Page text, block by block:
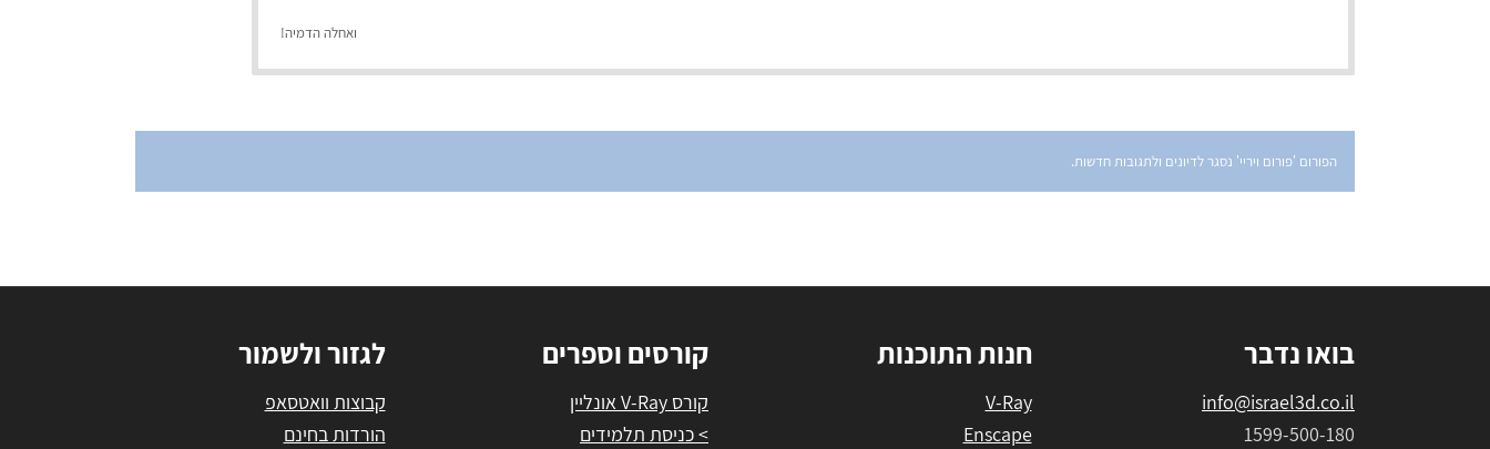
ואחלה הדמיה!
הפורום 'פורום ויריי' נסגר לדיונים ולתגובות חדשות.
בואו נדבר
info@israel3d.co.il
1599-500-180
חנות התוכנות
V-Ray
Enscape
קורסים וספרים
קורס V-Ray אונליין
> כניסת תלמידים
לגזור ולשמור
קבוצות וואטסאפ
הורדות בחינם